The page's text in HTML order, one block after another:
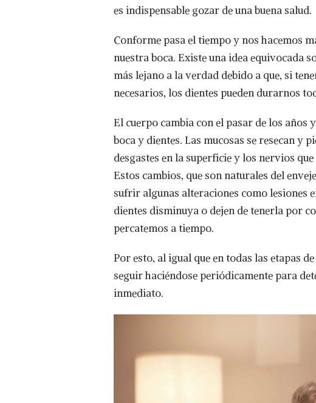
es indispensable gozar de una buena salud.
Conforme pasa el tiempo y nos hacemos
nuestra boca. Existe una idea equivocada
más lejano a la verdad debido a que, si
necesarios, los dientes pueden durarnos
El cuerpo cambia con el pasar de los
boca y dientes. Las mucosas se resecan y
desgastes en la superficie y los nervios
Estos cambios, que son naturales del
sufrir algunas alteraciones como lesiones
dientes disminuya o dejen de tenerla por
percatemos a tiempo.
Por esto, al igual que en todas las etapas
seguir haciéndose periódicamente para
inmediato.